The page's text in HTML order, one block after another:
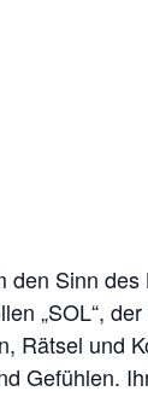
den Sinn
„SOL“,
Rätsel und
Gefühlen.